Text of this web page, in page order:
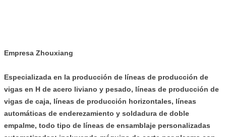
Empresa Zhouxiang
Especializada en la producción de líneas de producción de
vigas en H de acero liviano y pesado, líneas de producción de
vigas de caja, líneas de producción horizontales, líneas
automáticas de enderezamiento y soldadura de doble
empalme, todo tipo de líneas de ensamblaje personalizadas